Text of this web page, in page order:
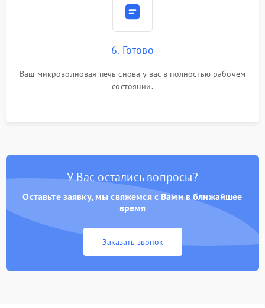
6. Готово
Ваш микроволновая печь снова у вас в полностью рабочем
состоянии.
У Вас остались вопросы?
Оставьте заявку, мы свяжемся с Вами в ближайшее
время
Заказать звонок